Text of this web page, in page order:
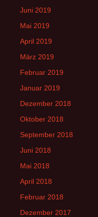
Juni 2019
Mai 2019
April 2019
März 2019
Februar 2019
Januar 2019
Dezember 2018
Oktober 2018
September 2018
Juni 2018
Mai 2018
April 2018
Februar 2018
Dezember 2017